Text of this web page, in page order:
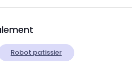
Robot patissier